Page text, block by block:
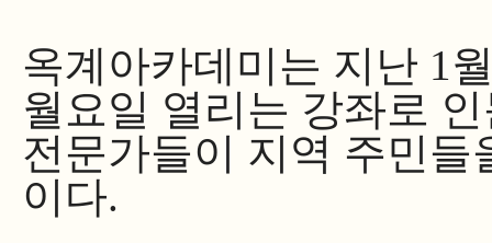
옥계아카데미는 지난 1
월요일 열리는 강좌로
전문가들이 지역 주민
이다.